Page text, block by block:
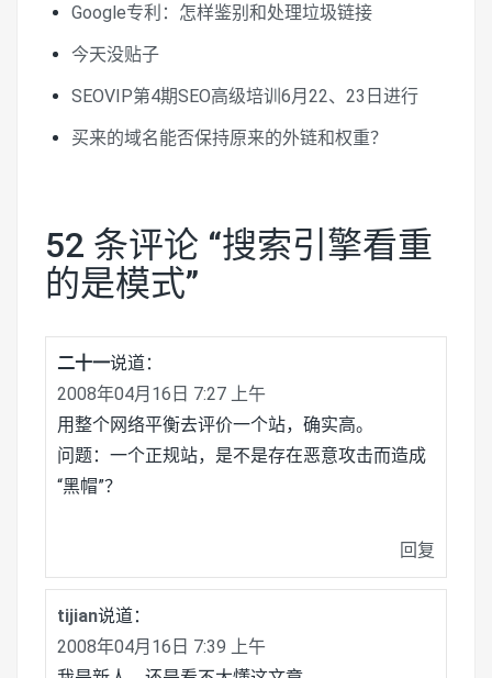
Google专利：怎样鉴别和处理垃圾链接
今天没贴子
SEOVIP第4期SEO高级培训6月22、23日进行
买来的域名能否保持原来的外链和权重？
52 条评论 “搜索引擎看重
的是模式”
二十一说道：
2008年04月16日 7:27 上午
用整个网络平衡去评价一个站，确实高。
问题：一个正规站，是不是存在恶意攻击而造成
“黑帽”？
回复
tijian说道：
2008年04月16日 7:39 上午